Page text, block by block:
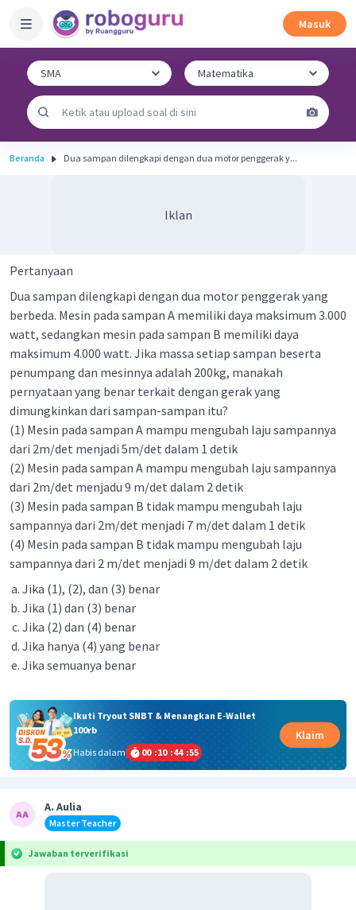
Masuk
Beranda Dua sampan dilengkapi dengan dua motor penggerak y...
Iklan
Pertanyaan
Dua sampan dilengkapi dengan dua motor penggerak yang
berbeda. Mesin pada sampan A memiliki daya maksimum 3.000
watt, sedangkan mesin pada sampan B memiliki daya
maksimum 4.000 watt. Jika massa setiap sampan beserta
penumpang dan mesinnya adalah 200kg, manakah
pernyataan yang benar terkait dengan gerak yang
dimungkinkan dari sampan-sampan itu?
(1) Mesin pada sampan A mampu mengubah laju sampannya
dari 2m/det menjadi 5m/det dalam 1 detik
(2) Mesin pada sampan A mampu mengubah laju sampannya
dari 2m/det menjadu 9 m/det dalam 2 detik
(3) Mesin pada sampan B tidak mampu mengubah laju
sampannya dari 2m/det menjadi 7 m/det dalam 1 detik
(4) Mesin pada sampan B tidak mampu mengubah laju
sampannya dari 2 m/det menjadi 9 m/det dalam 2 detik
Jika (1), (2), dan (3) benar
Jika (1) dan (3) benar
Jika (2) dan (4) benar
Jika hanya (4) yang benar
Jika semuanya benar
Ikuti Tryout SNBT & Menangkan E-Wallet
100rb
Habis dalam
00 :10 :44 :54
Klaim
A. Aulia
Master Teacher
Jawaban terverifikasi